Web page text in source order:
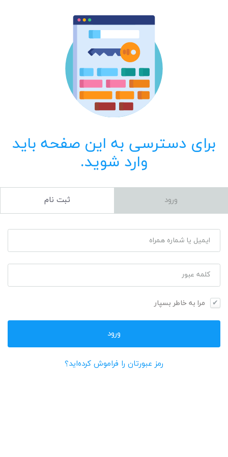
برای دسترسی به این صفحه باید
وارد شوید.
ورود ثبت نام
ایمیل یا شماره همراه
کلمه عبور
مرا به خاطر بسپار
رمز عبورتان را فراموش کرده‌اید؟